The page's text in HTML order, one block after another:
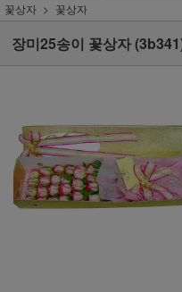
꽃상자 꽃상자
장미25송이 꽃상자